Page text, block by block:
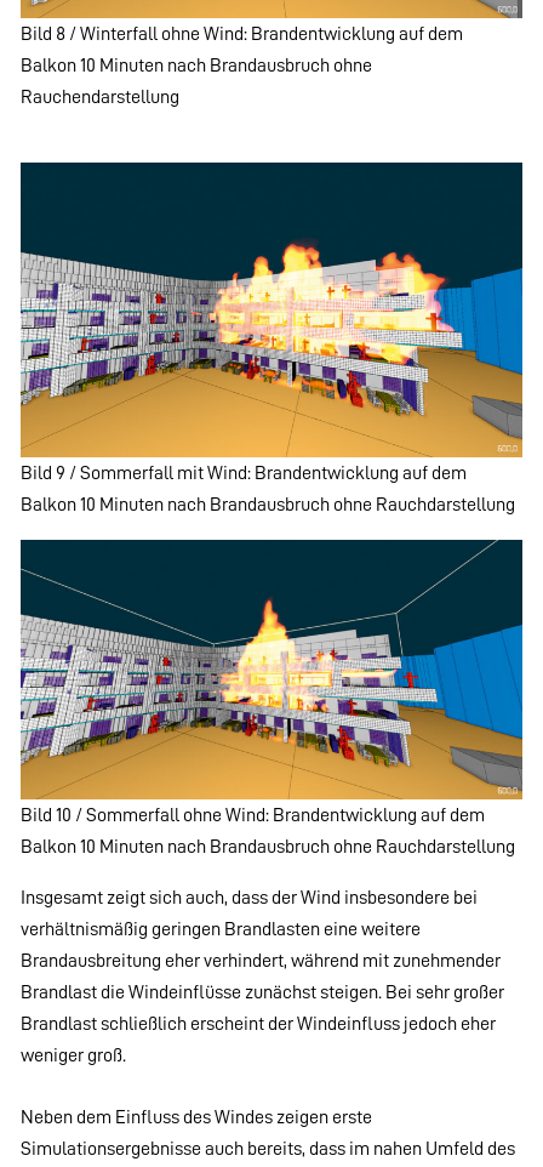
Bild 8 / Winterfall ohne Wind: Brandentwicklung auf dem
Balkon 10 Minuten nach Brandausbruch ohne
Rauchendarstellung
Bild 9 / Sommerfall mit Wind: Brandentwicklung auf dem
Balkon 10 Minuten nach Brandausbruch ohne Rauchdarstellung
Bild 10 / Sommerfall ohne Wind: Brandentwicklung auf dem
Balkon 10 Minuten nach Brandausbruch ohne Rauchdarstellung
Insgesamt zeigt sich auch, dass der Wind insbesondere bei
verhältnismäßig geringen Brandlasten eine weitere
Brandausbreitung eher verhindert, während mit zunehmender
Brandlast die Windeinflüsse zunächst steigen. Bei sehr großer
Brandlast schließlich erscheint der Windeinfluss jedoch eher
weniger groß.
Neben dem Einfluss des Windes zeigen erste
Simulationsergebnisse auch bereits, dass im nahen Umfeld des